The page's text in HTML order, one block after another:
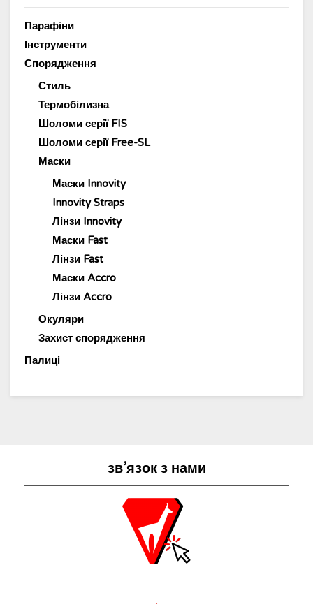
Парафіни
Інструменти
Спорядження
Стиль
Термобілизна
Шоломи серії FIS
Шоломи серії Free-SL
Маски
Маски Innovity
Innovity Straps
Лінзи Innovity
Маски Fast
Лінзи Fast
Маски Accro
Лінзи Accro
Окуляри
Захист спорядження
Палиці
зв’язок з нами
.